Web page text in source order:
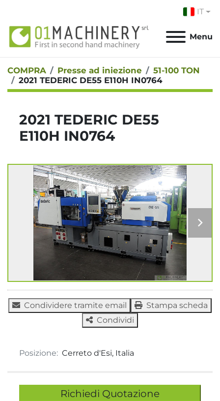
IT
Menu
COMPRA Presse ad iniezione
51-100 TON
2021 TEDERIC DE55 E110H IN0764
2021 TEDERIC DE55
E110H IN0764
Condividere tramite email
Stampa scheda
Condividi
Posizione: Cerreto d'Esi, Italia
Richiedi Quotazione